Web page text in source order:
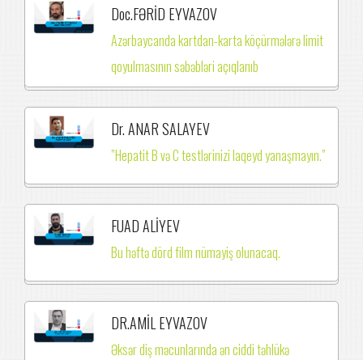
Doc.FƏRİD EYVAZOV
Azərbaycanda kartdan-karta köçürmələrə limit
qoyulmasının səbəbləri açıqlanıb
Dr. ANAR SALAYEV
”Hepatit B və C testlərinizi laqeyd yanaşmayın.”
FUAD ALİYEV
Bu həftə dörd film nümayiş olunacaq.
DR.AMİL EYVAZOV
Əksər diş məcunlarında ən ciddi təhlükə